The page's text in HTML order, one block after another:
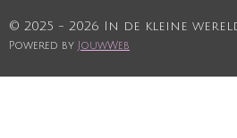
© 2025 - 2026 In de kleine
Powered by JouwWeb